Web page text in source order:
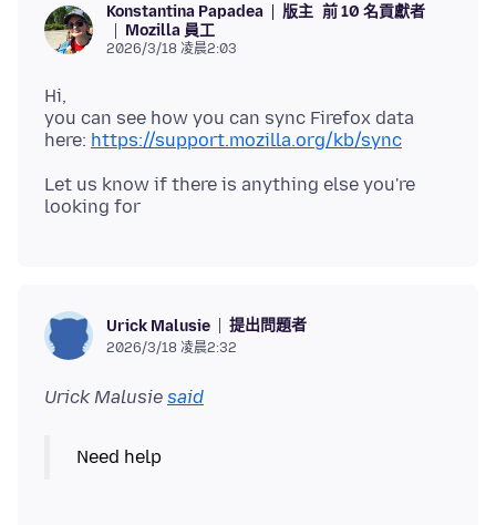
Konstantina Papadea 版主 前 10 名貢獻者
Mozilla 員工
2026/3/18 凌晨2:03
Hi,
you can see how you can sync Firefox data
here: https://support.mozilla.org/kb/sync
Let us know if there is anything else you're
Urick Malusie 提出問題者
2026/3/18 凌晨2:32
Urick Malusie said